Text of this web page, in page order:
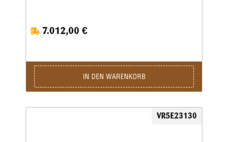
7.012,00 €
IN DEN WARENKORB
VR5E23130